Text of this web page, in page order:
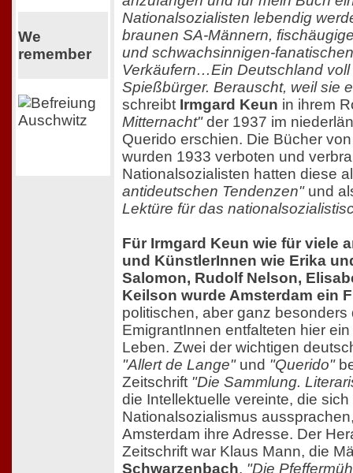
We
remember
Nationalsozialisten lebendig
braunen SA-Männern,
und schwachsinnigen-
Verkäufern…Ein Deutschland
Spießbürger. Berauscht, weil sie
schreibt Irmgard Keun in ihrem
Mitternacht"der 1937 im
Querido erschien. Die Bücher
wurden 1933 verboten und
Nationalsozialisten hatten diese
antideutschen Tendenzen"und
Lektüre für das
Für Irmgard Keun wie für viele
und KünstlerInnen wie Erika
Salomon, Rudolf Nelson,
Keilson wurde Amsterdam ein
politischen, aber ganz besonders
EmigrantInnen entfalteten hier
Leben. Zwei der wichtigen
"Allert de Lange"und "Querido"
Zeitschrift "Die Sammlung.
die Intellektuelle vereinte, die
Nationalsozialismus
Amsterdam ihre Adresse. Der
Zeitschrift war Klaus Mann, die
Schwarzenbach. "Die